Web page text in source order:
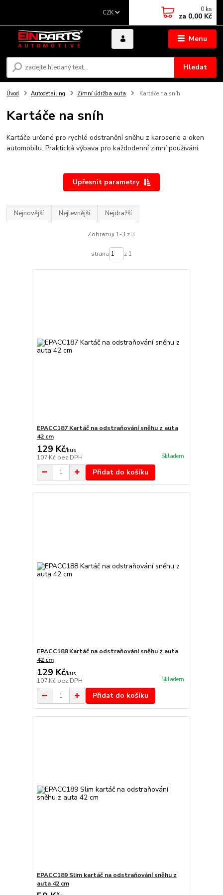
Menu
CZK
Hledat
0 ks
za 0,00 Kč
Úvod Autodetailing Zimní údržba auta Kartáče na sníh
Kartáče na sníh
Kartáče určené pro rychlé odstranění sněhu z karoserie a oken
automobilu. Praktická výbava pro každodenní zimní používání.
Upřesnit parametry
Nejnovější Nejlevnější Nejdražší
Zobrazuji 1-3 z 3
strana z 1
EPACC187 Kartáč na odstraňování sněhu z auta
42 cm
129 Kč/kus
107 Kč bez DPH Skladem
Přidat do košíku
EPACC188 Kartáč na odstraňování sněhu z auta
42 cm
129 Kč/kus
107 Kč bez DPH Skladem
Přidat do košíku
EPACC189 Slim kartáč na odstraňování sněhu z
auta 42 cm